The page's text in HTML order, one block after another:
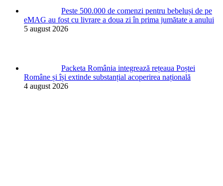
Peste 500.000 de comenzi pentru bebeluși de pe
eMAG au fost cu livrare a doua zi în prima jumătate a anului
5 august 2026
Packeta România integrează rețeaua Poștei
Române și își extinde substanțial acoperirea națională
4 august 2026